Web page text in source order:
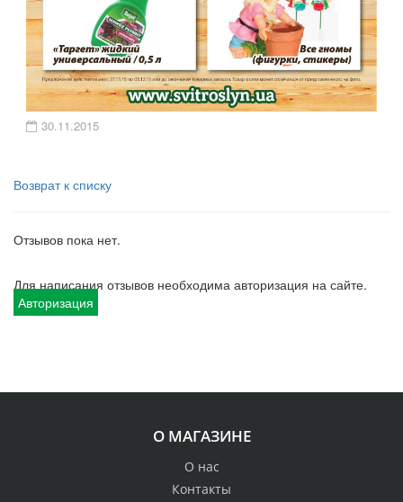
30.11.2015
Возврат к списку
Отзывов пока нет.
Для написания отзывов необходима авторизация на сайте.
Авторизация
О МАГАЗИНЕ
О нас
Контакты